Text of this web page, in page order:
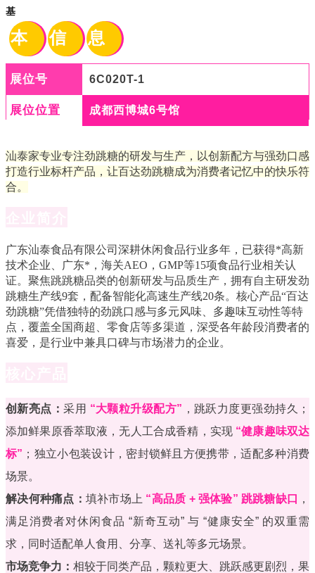
基
本 信 息
展位号 6C020T-1
展位位置 成都西博城6号馆
汕泰家专业专注劲跳糖的研发与生产，以创新配方与强劲口感
打造行业标杆产品，让百达劲跳糖成为消费者记忆中的快乐符
合。
广东汕泰食品有限公司深耕休闲食品行业多年，已获得*高新
技术企业、广东*，海关AEO，GMP等15项食品行业相关认
证。聚焦跳跳糖品类的创新研发与品质生产，拥有自主研发劲
跳糖生产线9套，配备智能化高速生产线20条。核心产品“百达
劲跳糖”凭借独特的劲跳口感与多元风味、多趣味互动性等特
点，覆盖全国商超、零食店等多渠道，深受各年龄段消费者的
喜爱，是行业中兼具口碑与市场潜力的企业。
创新亮点：采用 “大颗粒升级配方” ，跳跃力度更强劲持久；
添加鲜果原香萃取液，无人工合成香精，实现“健康趣味双达
标” ；独立小包装设计，密封锁鲜且方便携带，适配多种消费
场景。
解决何种痛点： 填补市场上 “高品质 + 强体验” 跳跳糖缺口
，
满足消费者对休闲食品 “新奇互动” 与 “健康安全” 的双重需
求，同时适配单人食用、分享、送礼等多元场景。
市场竞争力： 相较于同类产品，颗粒更大、跳跃感更剧烈，果